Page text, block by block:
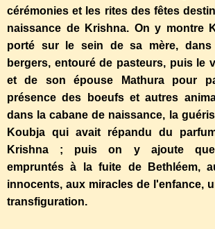
cérémonies et les rites des fêtes
naissance de Krishna. On y montre
porté sur le sein de sa mère,
bergers, entouré de pasteurs, puis le
et de son épouse Mathura pour
présence des boeufs et autres
dans la cabane de naissance, la
Koubja qui avait répandu du
Krishna ; puis on y ajoute
empruntés à la fuite de Bethléem,
innocents, aux miracles de l'enfance,
transfiguration.